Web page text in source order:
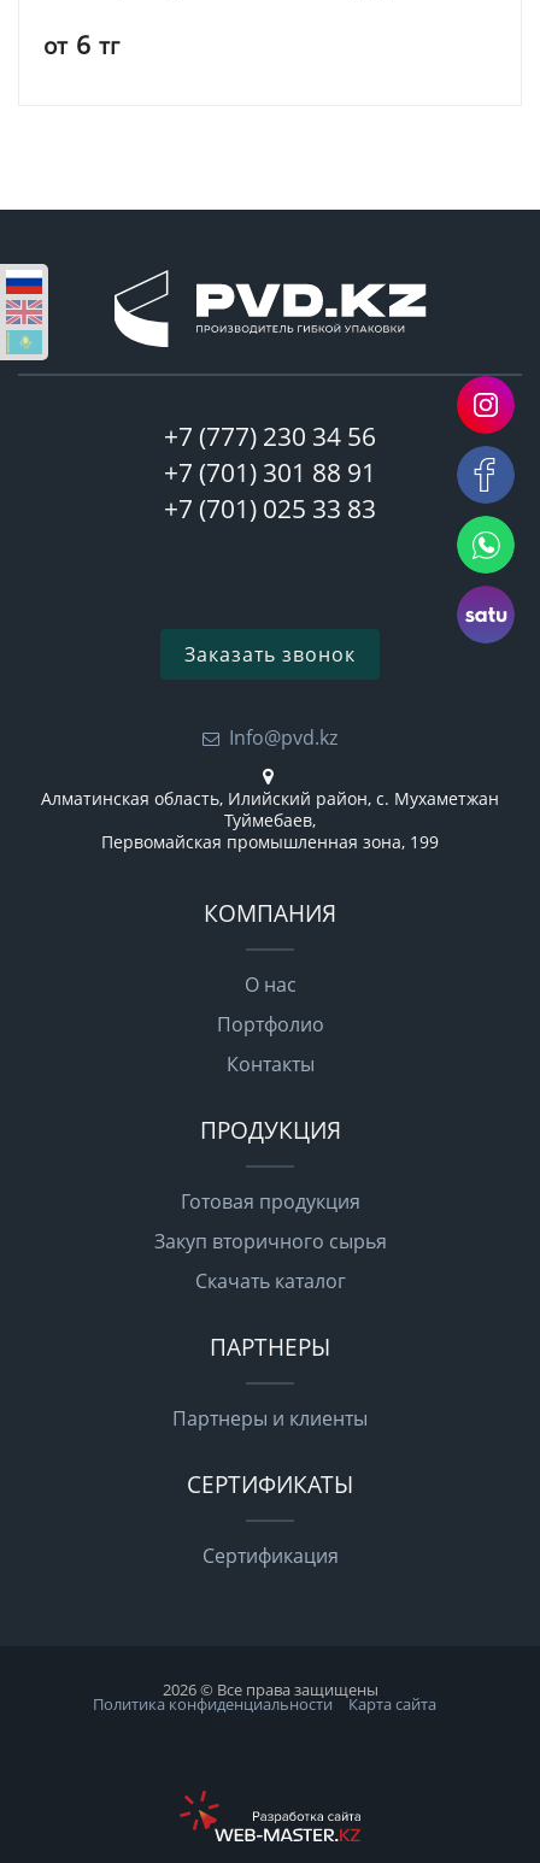
от 6 тг
+7 (777) 230 34 56
+7 (701) 301 88 91
+7 (701) 025 33 83
Заказать звонок
Info@pvd.kz
Алматинская область, Илийский район, с. Мухаметжан
Туймебаев,
Первомайская промышленная зона, 199
КОМПАНИЯ
О нас
Портфолио
Контакты
ПРОДУКЦИЯ
Готовая продукция
Закуп вторичного сырья
Скачать каталог
ПАРТНЕРЫ
Партнеры и клиенты
СЕРТИФИКАТЫ
Сертификация
2026 © Все права защищены
Политика конфиденциальности Карта сайта